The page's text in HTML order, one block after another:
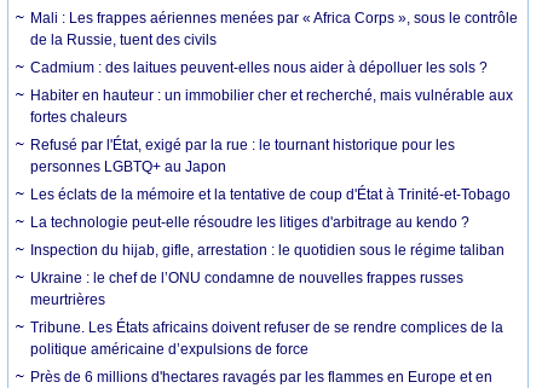
Mali : Les frappes aériennes menées par « Africa Corps », sous le contrôle
de la Russie, tuent des civils
Cadmium : des laitues peuvent-elles nous aider à dépolluer les sols ?
Habiter en hauteur : un immobilier cher et recherché, mais vulnérable aux
fortes chaleurs
Refusé par l'État, exigé par la rue : le tournant historique pour les
personnes LGBTQ+ au Japon
Les éclats de la mémoire et la tentative de coup d'État à Trinité-et-Tobago
La technologie peut-elle résoudre les litiges d'arbitrage au kendo ?
Inspection du hijab, gifle, arrestation : le quotidien sous le régime taliban
Ukraine : le chef de l’ONU condamne de nouvelles frappes russes
meurtrières
Tribune. Les États africains doivent refuser de se rendre complices de la
politique américaine d’expulsions de force
Près de 6 millions d'hectares ravagés par les flammes en Europe et en